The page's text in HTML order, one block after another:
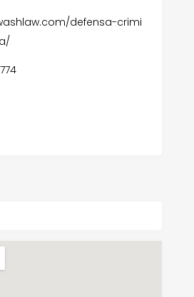
defensa-crimi